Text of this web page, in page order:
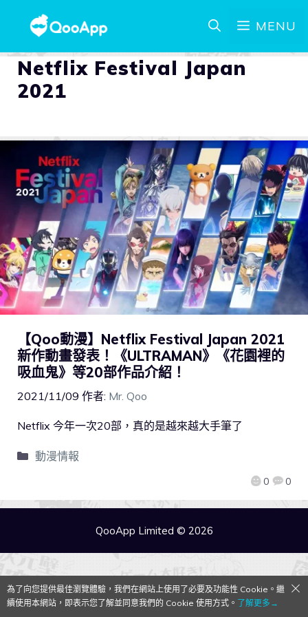
MENU
Netflix Festival Japan
2021
【Qoo動漫】Netflix Festival Japan 2021
新作動畫發表！《ULTRAMAN》《花園裡的
吸血鬼》等20部作品介紹！
2021/11/09 作者: Mr. Qoo
0 0
Netflix 今年一次20部，真的是越來越大手筆了
動漫情報
QooApp Limited © 2026
為了向您提供最佳瀏覽體驗，我們在網站上使用了必要及功能性 Cookie。繼
續使用本網站，即表示您了解並同意我們的 Cookie 使用方式。 了解更多→